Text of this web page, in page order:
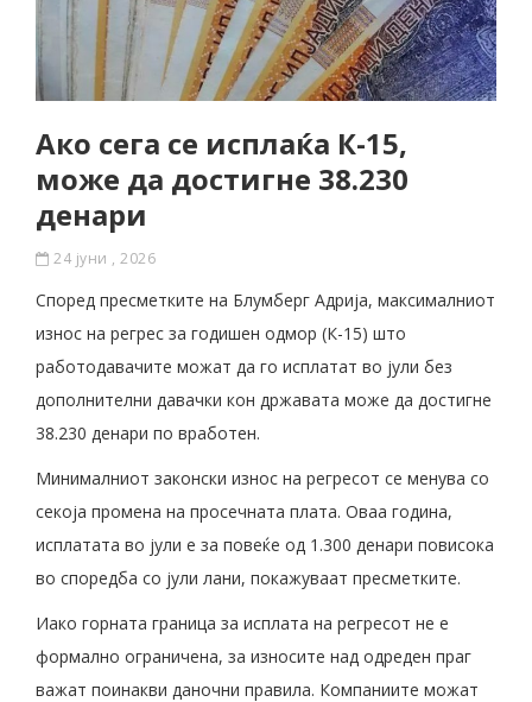
Ако сега се исплаќа К-15,
може да достигне 38.230
денари
24 јуни , 2026
Според пресметките на Блумберг Адрија, максималниот
износ на регрес за годишен одмор (К-15) што
работодавачите можат да го исплатат во јули без
дополнителни давачки кон државата може да достигне
38.230 денари по вработен.
Минималниот законски износ на регресот се менува со
секоја промена на просечната плата. Оваа година,
исплатата во јули е за повеќе од 1.300 денари повисока
во споредба со јули лани, покажуваат пресметките.
Иако горната граница за исплата на регресот не е
формално ограничена, за износите над одреден праг
важат поинакви даночни правила. Компаниите можат